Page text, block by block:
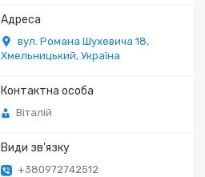
вул. Романа Шухевича 18,
Хмельницький, Україна
Віталій
+380972742512